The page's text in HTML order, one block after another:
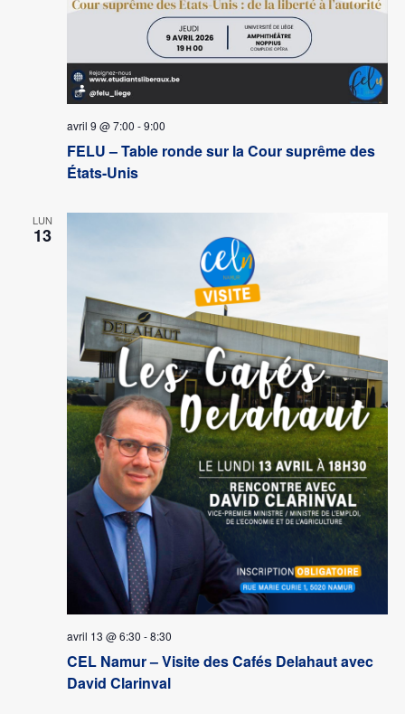
avril 9 @ 7:00 -9:00
FELU – Table ronde sur la Cour suprême des
États-Unis
LUN
13
avril 13 @ 6:30 -8:30
CEL Namur – Visite des Cafés Delahaut avec
David Clarinval